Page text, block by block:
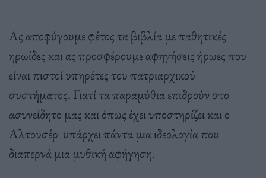
Ας αποφύγουμε φέτος τα βιβλία με παθητικές
ηρωίδες και ας προσφέρουμε αφηγήσεις ήρωες που
είναι πιστοί υπηρέτες του πατριαρχικού
συστήματος. Γιατί τα παραμύθια επιδρούν στο
ασυνείδητο μας και όπως έχει υποστηρίζει και ο
Αλτουσέρ υπάρχει πάντα μια ιδεολογία που
διαπερνά μια μυθική αφήγηση.